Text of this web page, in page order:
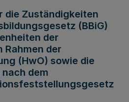
die Zuständigkeiten
(BBiG)
der
Rahmen der
(HwO) sowie die
dem